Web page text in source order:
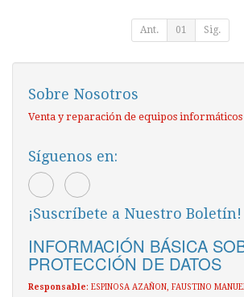
Ant. 01 Sig.
Sobre Nosotros
Venta y reparación de equipos informáticos
Síguenos en:
¡Suscríbete a Nuestro Boletín!
INFORMACIÓN BÁSICA
PROTECCIÓN DE DATOS
Responsable: ESPINOSA AZAÑON, FAUSTINO